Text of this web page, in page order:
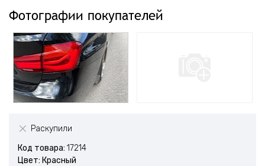
Фотографии покупателей
Раскупили
Код товара: 17214
Цвет: Красный